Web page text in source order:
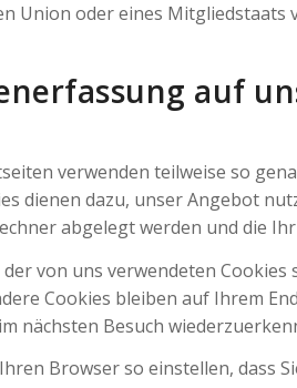
Union oder eines Mitgliedstaats
auf
verwenden teilweise so
dienen dazu, unser Angebot
abgelegt werden und die
von uns verwendeten Cookies
Cookies bleiben auf Ihrem
nächsten Besuch
Browser so einstellen, dass